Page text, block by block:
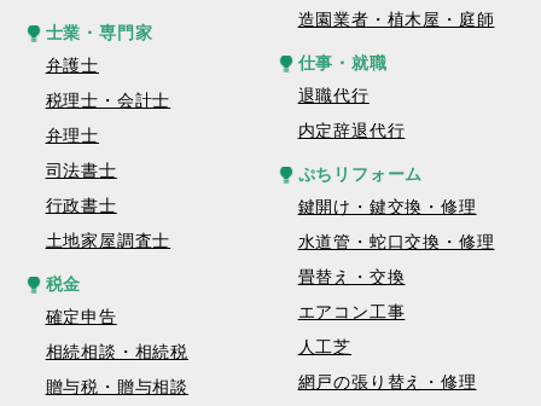
士業・専門家
弁護士
税理士・会計士
弁理士
司法書士
行政書士
土地家屋調査士
税金
確定申告
相続相談・相続税
贈与税・贈与相談
造園業者・植木屋・庭師
仕事・就職
退職代行
内定辞退代行
ぷちリフォーム
鍵開け・鍵交換・修理
水道管・蛇口交換・修理
畳替え・交換
エアコン工事
人工芝
網戸の張り替え・修理